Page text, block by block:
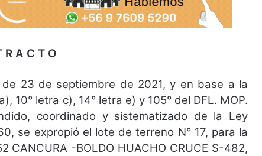
R A C T O
23 de septiembre de 2021, y en base a la
10° letra c), 14° letra e) y 105° del DFL. MOP.
coordinado y sistematizado de la Ley
se expropió el lote de terreno N° 17, para la
CANCURA -BOLDO HUACHO CRUCE S-482,